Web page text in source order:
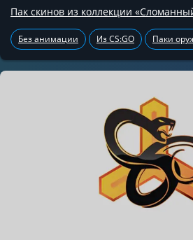
Пак скинов из коллекции
Без анимации Из CS:GO Паки